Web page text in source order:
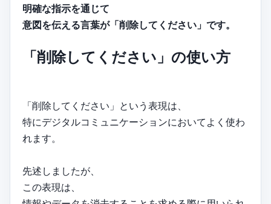
明確な指示を通じて
意図を伝える言葉が「削除してください」です。
「削除してください」の使い方
「削除してください」という表現は、
特にデジタルコミュニケーションにおいてよく使わ
れます。
先述しましたが、
この表現は、